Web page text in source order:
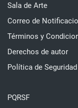
Sala de Arte
Correo de
Términos y
Derechos de autor
Política de
PQRSF